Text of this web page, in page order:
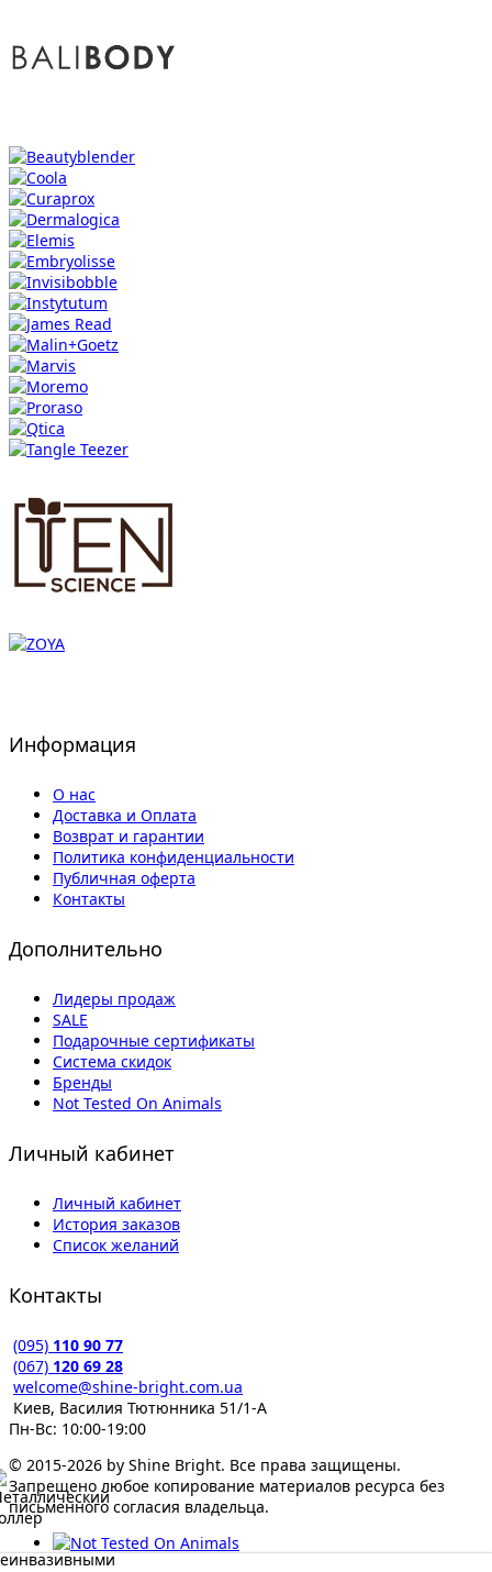
Информация
О нас
Доставка и Оплата
Возврат и гарантии
Политика конфиденциальности
Публичная оферта
Контакты
Дополнительно
Лидеры продаж
SALE
Подарочные сертификаты
Система скидок
Бренды
Not Tested On Animals
Личный кабинет
Личный кабинет
История заказов
Список желаний
Контакты
(095) 110 90 77
(067) 120 69 28
welcome@shine-bright.com.ua
Киев, Василия Тютюнника 51/1-А
Пн-Вс: 10:00-19:00
© 2015-2026 by Shine Bright. Все права защищены.
Запрещено любое копирование материалов ресурса без
письменного согласия владельца.